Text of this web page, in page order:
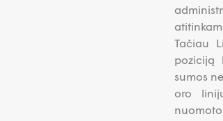
Tačiau
poziciją
sumos
oro